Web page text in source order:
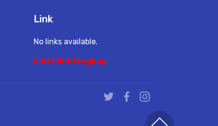
Link
No links available.
Lihat link lengkap